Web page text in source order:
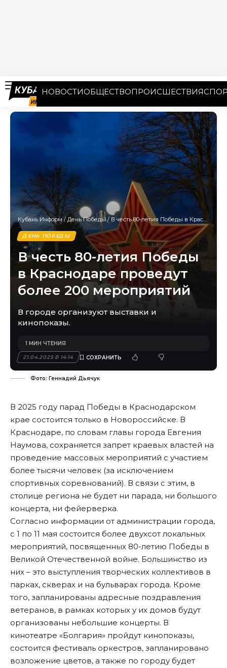
НОВОСТИОБЩЕСТВОПРОИСШЕСТВИЯ
Кубань Информ/ День Победы/ В честь 80-летия Победы в Краснодаре проведут более 200 мероприятий
ДЕНЬ ПОБЕДЫ
В честь 80-летия Победы
в Краснодаре проведут
более 200 мероприятий
В городе организуют выставки и
кинопоказы.
21.04.2025 В 14:14
1 МИН ЧТЕНИЯ
Фото: Геннадий Дьячук
В 2025 году парад Победы в Краснодарском
крае состоится только в Новороссийске. В
Краснодаре, по словам главы города Евгения
Наумова, сохраняется запрет краевых властей на
проведение массовых мероприятий с участием
более тысячи человек (за исключением
спортивных соревнований). В связи с этим, в
столице региона не будет ни парада, ни большого
концерта, ни фейерверка.
Согласно информации от администрации города,
с 1 по 11 мая состоится более двухсот локальных
мероприятий, посвященных 80-летию Победы в
Великой Отечественной войне. Большинство из
них – это выступления творческих коллективов в
парках, скверах и на бульварах города. Кроме
того, запланированы адресные поздравления
ветеранов, в рамках которых у их домов будут
организованы небольшие концерты. В
кинотеатре «Болгария» пройдут кинопоказы,
состоится фестиваль оркестров, запланировано
возложение цветов, а также по городу будет